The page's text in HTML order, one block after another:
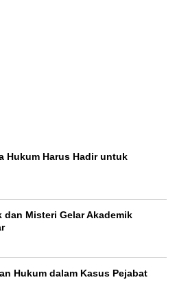
Hukum Harus Hadir untuk
Misteri Gelar Akademik
Hukum dalam Kasus Pejabat